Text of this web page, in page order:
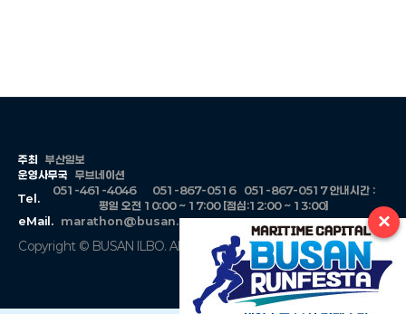
주최
부산일보
운영사무국
무브네이션
Tel.
051-461-4046 051-867-0516 051-867-0517안내시간 :
평일 오전 10:00 ~ 17:00 [점심:12:00 ~ 13:00]
eMail.
marathon@busan.com
Copyright © BUSAN ILBO. All Rights Reserved.
×